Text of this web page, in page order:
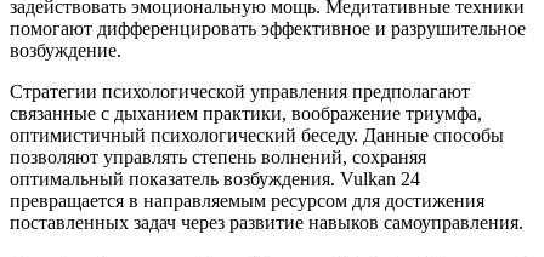
задействовать эмоциональную мощь. Медитативные техники
помогают дифференцировать эффективное и разрушительное
возбуждение.
Стратегии психологической управления предполагают
связанные с дыханием практики, воображение триумфа,
оптимистичный психологический беседу. Данные способы
позволяют управлять степень волнений, сохраняя
оптимальный показатель возбуждения. Vulkan 24
превращается в направляемым ресурсом для достижения
поставленных задач через развитие навыков самоуправления.